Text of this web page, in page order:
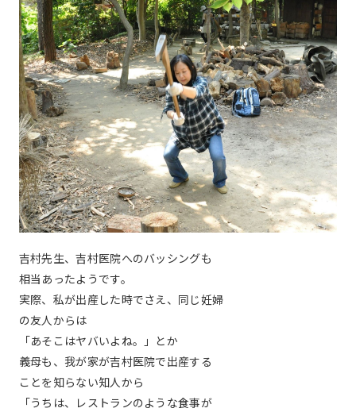
吉村先生、吉村医院へのバッシングも
相当あったようです。
実際、私が出産した時でさえ、同じ妊婦
の友人からは
「あそこはヤバいよね。」とか
義母も、我が家が吉村医院で出産する
ことを知らない知人から
「うちは、レストランのような食事が